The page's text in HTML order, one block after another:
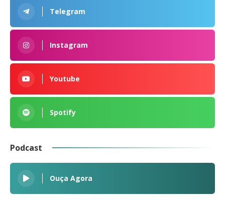
Telegram
Instagram
Youtube
Spotify
Podcast
Ouça Agora